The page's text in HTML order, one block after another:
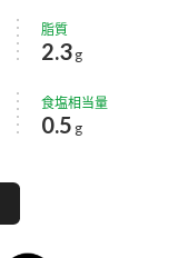
脂質
2.3 g
食塩相当量
0.5 g